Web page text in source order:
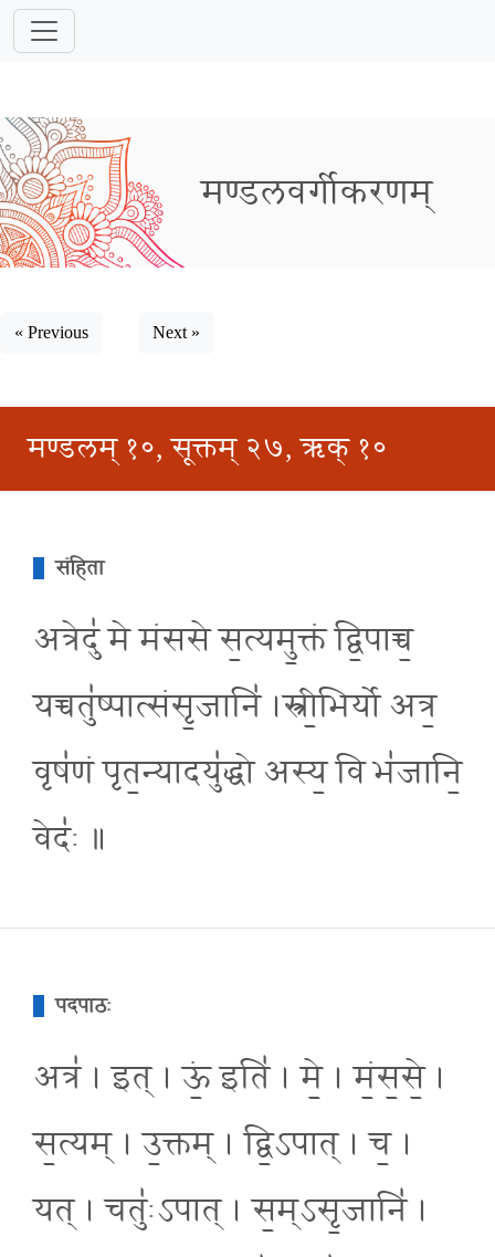
मण्डलवर्गीकरणम्
« Previous Next »
मण्डलम् १०, सूक्तम् २७, ऋक् १०
संहिता
अत्रेदु॑ मे मंससे स॒त्यमु॒क्तं द्वि॒पाच्च॒
यच्चतु॑ष्पात्संसृ॒जानि॑ ।स्त्री॒भिर्यो अत्र॒
वृष॑णं पृत॒न्यादयु॑द्धो अस्य॒ वि भ॑जानि॒
वेदः॑ ॥
पदपाठः
अत्र॑ । इत् । ऊं॒ इति॑ । मे॒ । मं॒स॒से॒ ।
स॒त्यम् । उ॒क्तम् । द्वि॒ऽपात् । च॒ ।
यत् । चतुः॑ऽपात् । स॒म्ऽसृ॒जानि॑ ।